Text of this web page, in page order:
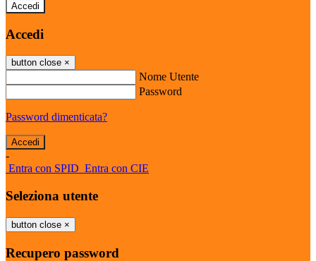
Accedi
Accedi
button close ×
Nome Utente
Password
Password dimenticata?
-
Entra con SPID Entra con CIE
Seleziona utente
button close ×
Recupero password